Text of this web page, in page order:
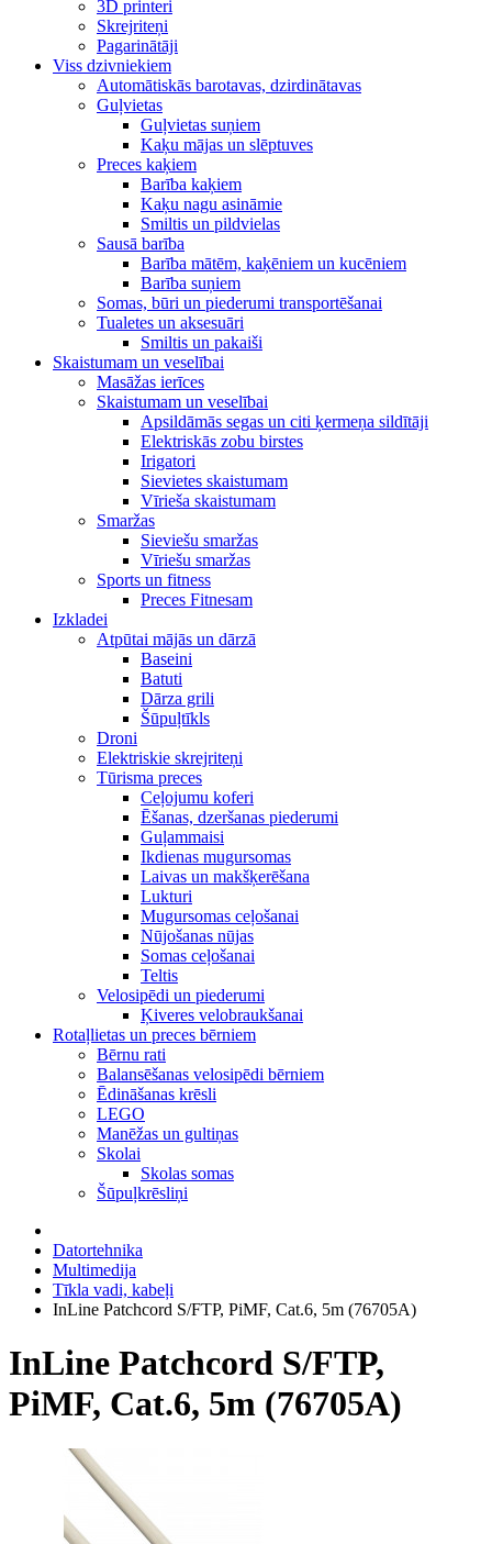
3D printeri
Skrejriteņi
Pagarinātāji
Viss dzivniekiem
Automātiskās barotavas, dzirdinātavas
Guļvietas
Guļvietas suņiem
Kaķu mājas un slēptuves
Preces kaķiem
Barība kaķiem
Kaķu nagu asināmie
Smiltis un pildvielas
Sausā barība
Barība mātēm, kaķēniem un kucēniem
Barība suņiem
Somas, būri un piederumi transportēšanai
Tualetes un aksesuāri
Smiltis un pakaiši
Skaistumam un veselībai
Masāžas ierīces
Skaistumam un veselībai
Apsildāmās segas un citi ķermeņa sildītāji
Elektriskās zobu birstes
Irigatori
Sievietes skaistumam
Vīrieša skaistumam
Smaržas
Sieviešu smaržas
Vīriešu smaržas
Sports un fitness
Preces Fitnesam
Izkladei
Atpūtai mājās un dārzā
Baseini
Batuti
Dārza grili
Šūpuļtīkls
Droni
Elektriskie skrejriteņi
Tūrisma preces
Ceļojumu koferi
Ēšanas, dzeršanas piederumi
Guļammaisi
Ikdienas mugursomas
Laivas un makšķerēšana
Lukturi
Mugursomas ceļošanai
Nūjošanas nūjas
Somas ceļošanai
Teltis
Velosipēdi un piederumi
Ķiveres velobraukšanai
Rotaļlietas un preces bērniem
Bērnu rati
Balansēšanas velosipēdi bērniem
Ēdināšanas krēsli
LEGO
Manēžas un gultiņas
Skolai
Skolas somas
Šūpuļkrēsliņi
Datortehnika
Multimedija
Tīkla vadi, kabeļi
InLine Patchcord S/FTP, PiMF, Cat.6, 5m (76705A)
InLine Patchcord S/FTP,
PiMF, Cat.6, 5m (76705A)